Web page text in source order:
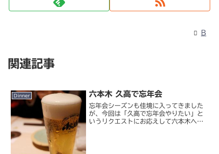
B
関連記事
Dinner 六本木 久高で忘年会
忘年会シーズンも佳境に入ってきました
が、今回は「久高で忘年会やりたい」と
いうリクエストにお応えして六本木へ。